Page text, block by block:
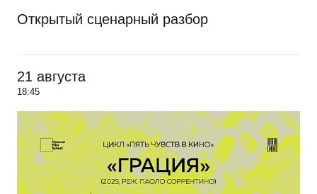
Открытый сценарный разбор
21 августа
18:45